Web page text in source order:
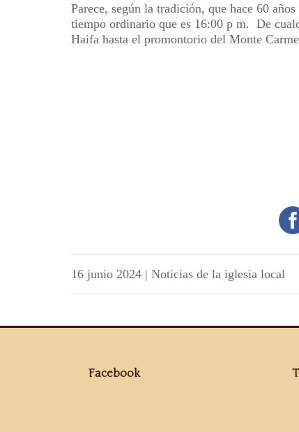
Parece, según la tradición, que hace 60
tiempo ordinario que es 16:00 p m. De
Haifa hasta el promontorio del Monte
16 junio 2024 | Noticias de la iglesia local
Facebook